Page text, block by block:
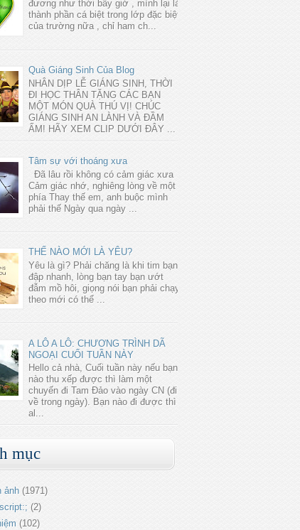
đương như thời bây giờ , mình lại là
thành phần cá biệt trong lớp đặc biệt
của trường nữa , chỉ ham ch...
Quà Giáng Sinh Của Blog
NHÂN DỊP LỄ GIÁNG SINH, THỜI
ĐI HỌC THÂN TẶNG CÁC BẠN
MỘT MÓN QUÀ THÚ VỊ! CHÚC
GIÁNG SINH AN LÀNH VÀ ĐẦM
ẤM! HÃY XEM CLIP DƯỚI ĐÂY ...
Tâm sự với thoáng xưa
Đã lâu rồi không có cảm giác xưa
Cảm giác nhớ, nghiêng lòng về một
phía Thay thế em, anh buộc mình
phải thế Ngày qua ngày ...
THẾ NÀO MỚI LÀ YÊU?
Yêu là gì? Phải chăng là khi tim bạn
đập nhanh, lòng bạn tay bạn ướt
đẫm mồ hôi, giọng nói bạn phải chạy
theo mới có thể ...
A LÔ A LÔ: CHƯƠNG TRÌNH DÃ
NGOẠI CUỐI TUẦN NÀY
Hello cả nhà, Cuối tuần này nếu bạn
nào thu xếp được thì làm một
chuyến đi Tam Đảo vào ngày CN (đi
về trong ngày). Bạn nào đi được thì
al...
mục
ảnh (1971)
(2)
(102)